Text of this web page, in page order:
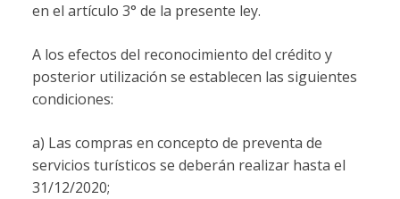
en el artículo 3° de la presente ley.
A los efectos del reconocimiento del crédito y
posterior utilización se establecen las siguientes
condiciones:
a) Las compras en concepto de preventa de
servicios turísticos se deberán realizar hasta el
31/12/2020;